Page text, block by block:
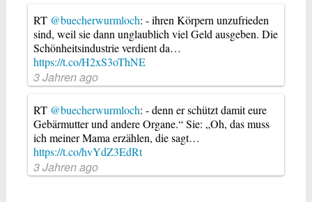
RT @buecherwurmloch: - ihren Körpern unzufrieden
sind, weil sie dann unglaublich viel Geld ausgeben. Die
Schönheitsindustrie verdient da…
https://t.co/H2xS3oThNE
3 Jahren ago
RT @buecherwurmloch: - denn er schützt damit eure
Gebärmutter und andere Organe.“ Sie: „Oh, das muss
ich meiner Mama erzählen, die sagt…
https://t.co/hvYdZ3EdRt
3 Jahren ago